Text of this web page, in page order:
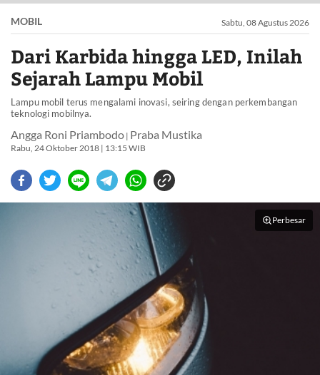
MOBIL Sabtu, 08 Agustus 2026
Dari Karbida hingga LED, Inilah
Sejarah Lampu Mobil
Lampu mobil terus mengalami inovasi, seiring dengan perkembangan
teknologi mobilnya.
Angga Roni Priambodo | Praba Mustika
Rabu, 24 Oktober 2018 | 13:15 WIB
Perbesar